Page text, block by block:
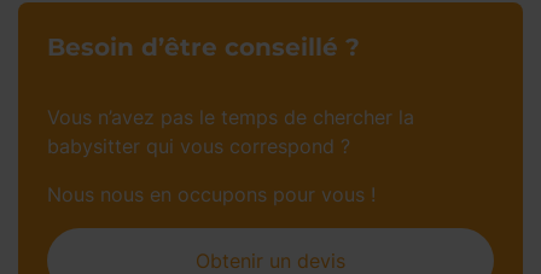
Besoin d’être conseillé ?
Vous n’avez pas le temps de chercher la
babysitter qui vous correspond ?
Nous nous en occupons pour vous !
Obtenir un devis